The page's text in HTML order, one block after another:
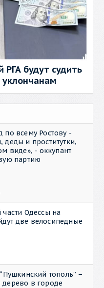
будут судить
по всему Ростову -
и проститутки,
виде», - оккупант
партию
части Одессы на
две велосипедные
тополь” –
в городе